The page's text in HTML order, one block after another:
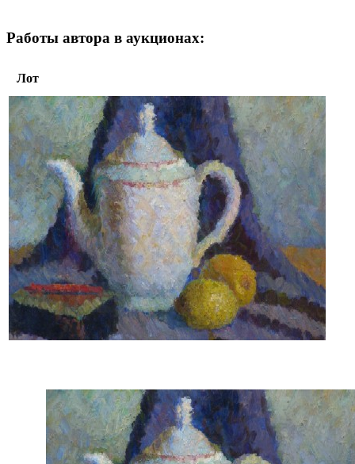
Работы автора в аукционах:
Лот